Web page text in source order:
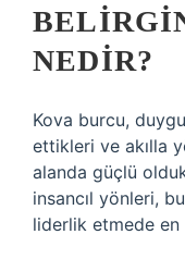
NEDIR?
Kova burcu,
ettikleri ve akılla
alanda güçlü
insancıl yönleri,
liderlik etmede en